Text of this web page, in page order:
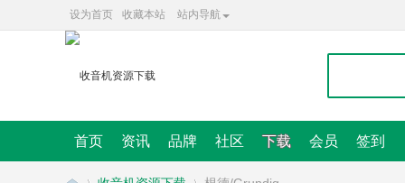
设为首页 收藏本站 站内导航
首页 资讯 品牌 社区 下载 会员 签到